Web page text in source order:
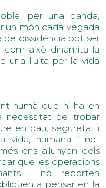
per una banda,
un món cada vegada
de dissidència pot ser
com això dinamita la
una lluita per la vida
humà que hi ha en
necessitat de trobar
en pau, seguretat i
vida, humana i no-
ens allunyen dels
que les operacions
i no reporten
a pensar en la